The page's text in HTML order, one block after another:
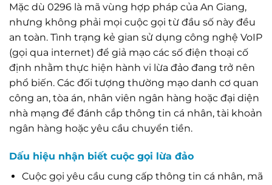
Mặc dù 0296 là mã vùng hợp pháp của An Giang,
nhưng không phải mọi cuộc gọi từ đầu số này đều
an toàn. Tình trạng kẻ gian sử dụng công nghệ VoIP
(gọi qua internet) để giả mạo các số điện thoại cố
định nhằm thực hiện hành vi lừa đảo đang trở nên
phổ biến. Các đối tượng thường mạo danh cơ quan
công an, tòa án, nhân viên ngân hàng hoặc đại diện
nhà mạng để đánh cắp thông tin cá nhân, tài khoản
ngân hàng hoặc yêu cầu chuyển tiền.
Dấu hiệu nhận biết cuộc gọi lừa đảo
Cuộc gọi yêu cầu cung cấp thông tin cá nhân, mã